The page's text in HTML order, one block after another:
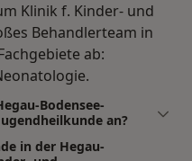
Klinik f. Kinder- und
Behandlerteam in
ab:
Bodensee-
an?
in der Hegau-